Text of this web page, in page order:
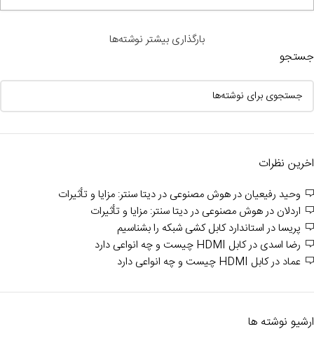
بارگذاری بیشتر نوشته‌ها
جستجو
اخرین نظرات
وحید رفیعیان درهوش مصنوعی در دیتا سنتر: مزایا و تأثیرات
اردلان درهوش مصنوعی در دیتا سنتر: مزایا و تأثیرات
پریسادر استاندارد کابل کشی شبکه را بشناسیم
رضا اسدی درکابل HDMI چیست و چه انواعی دارد
عماد درکابل HDMI چیست و چه انواعی دارد
ارشیو نوشته ها